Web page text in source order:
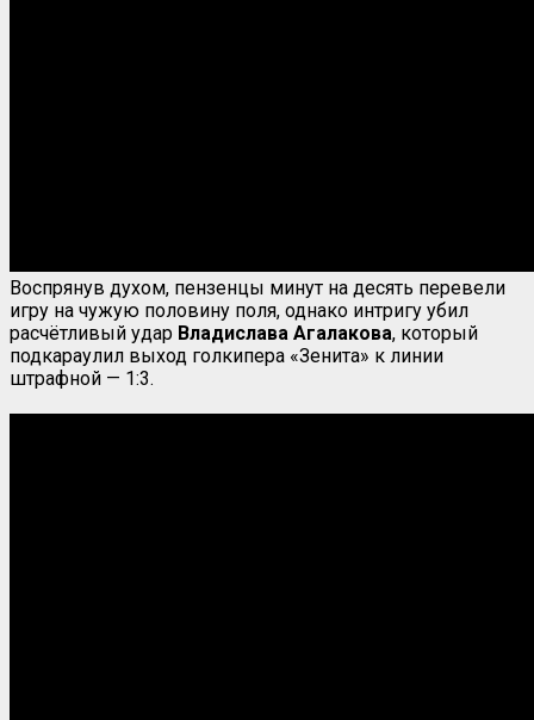
Воспрянув духом, пензенцы минут на десять перевели
игру на чужую половину поля, однако интригу убил
расчётливый удар Владислава Агалакова, который
подкараулил выход голкипера «Зенита» к линии
штрафной — 1:3.